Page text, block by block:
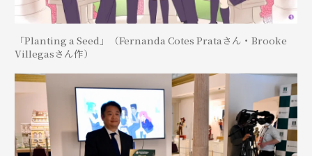
「Planting a Seed」（Fernanda Cotes Prataさん・Brooke
Villegasさん作）